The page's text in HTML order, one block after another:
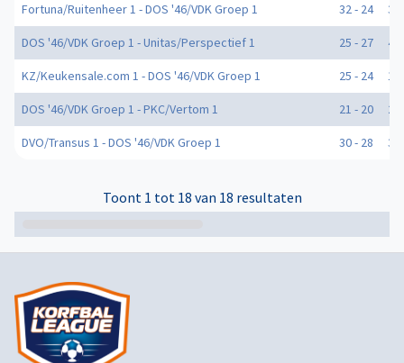
Fortuna/Ruitenheer 1 - DOS '46/VDK Groep 1 32 - 24 3
DOS '46/VDK Groep 1 - Unitas/Perspectief 1 25 - 27 4
KZ/Keukensale.com 1 - DOS '46/VDK Groep 1 25 - 24 1
DOS '46/VDK Groep 1 - PKC/Vertom 1 21 - 20 2
DVO/Transus 1 - DOS '46/VDK Groep 1 30 - 28 3
Toont 1 tot 18 van 18 resultaten